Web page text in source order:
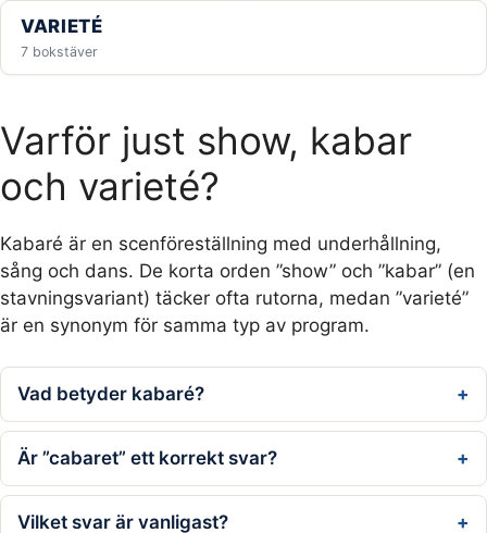
VARIETÉ
7 bokstäver
Varför just show, kabar
och varieté?
Kabaré är en scenföreställning med underhållning,
sång och dans. De korta orden ”show” och ”kabar” (en
stavningsvariant) täcker ofta rutorna, medan ”varieté”
är en synonym för samma typ av program.
Vad betyder kabaré?
Är ”cabaret” ett korrekt svar?
Vilket svar är vanligast?